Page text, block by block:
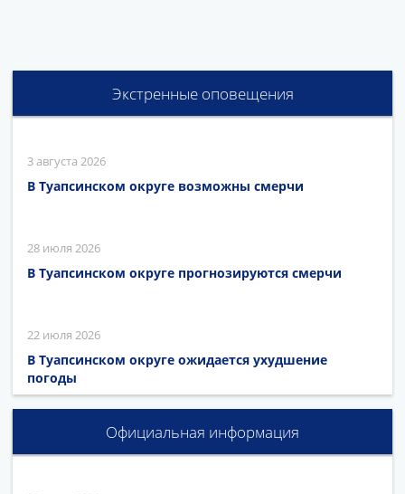
Экстренные оповещения
3 августа 2026
В Туапсинском округе возможны смерчи
28 июля 2026
В Туапсинском округе прогнозируются смерчи
22 июля 2026
В Туапсинском округе ожидается ухудшение
погоды
Официальная информация